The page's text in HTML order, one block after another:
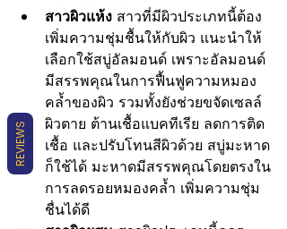
สาวผิวแห้ง สาวที่มีผิวประเภทนี้ต้อง
เพิ่มความชุ่มชื้นให้กับผิว แนะนำให้
เลือกใช้สบู่อัลมอนด์ เพราะอัลมอนด์
มีสรรพคุณในการฟื้นฟูความหมอง
คล้ำของผิว รวมทั้งยังช่วยขจัดเซลล์
ผิวตาย ต้านเชื้อแบคทีเรีย ลดการติด
เชื้อ และปรับโทนสีผิวด้วย สบู่มะหาด
ก็ใช้ได้ มะหาดมีสรรพคุณโดยตรงใน
การลดรอยหมองคล้ำ เพิ่มความชุ่ม
ชื่นได้ดี
REVIEWS